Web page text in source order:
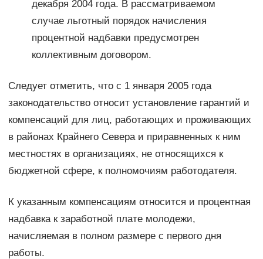
декабря 2004 года. В рассматриваемом
случае льготный порядок начисления
процентной надбавки предусмотрен
коллективным договором.
Следует отметить, что с 1 января 2005 года
законодательство относит установление гарантий и
компенсаций для лиц, работающих и проживающих
в районах Крайнего Севера и приравненных к ним
местностях в организациях, не относящихся к
бюджетной сфере, к полномочиям работодателя.
К указанным компенсациям относится и процентная
надбавка к заработной плате молодежи,
начисляемая в полном размере с первого дня
работы.